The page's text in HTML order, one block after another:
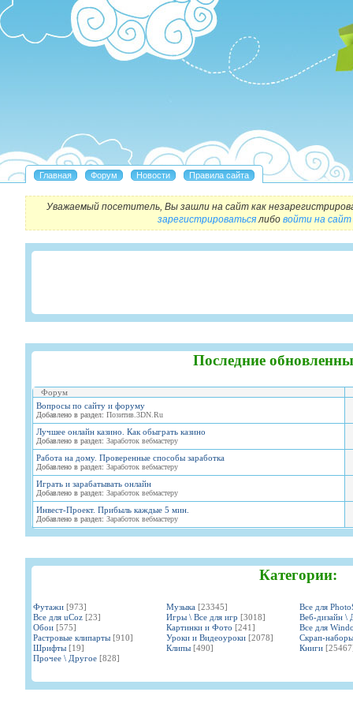
Уважаемый посетитель, Вы зашли на сайт как
зарегистрироватьсялибо войти на сайт
Последние
Форум
Вопросы по сайту и форуму
Добавлено в раздел: Позитив.3DN.Ru
Лучшее онлайн казино. Как обыграть казино
Добавлено в раздел: Заработок вебмастеру
Работа на дому. Проверенные способы заработка
Добавлено в раздел: Заработок вебмастеру
Играть и зарабатывать онлайн
Добавлено в раздел: Заработок вебмастеру
Инвест-Проект. Прибыль каждые 5 мин.
Добавлено в раздел: Заработок вебмастеру
Категории:
Футажи [973] Музыка [23345]
Все для
Все для uCoz [23] Игры \ Все для игр [3018]
Веб-дизайн \
Обои [575] Картинки и Фото [241]
Все для
Растровые клипарты [910] Уроки и Видеоуроки [2078]
Скрап-наборы
Шрифты [19] Клипы [490] Книги
Прочее \ Другое [828]